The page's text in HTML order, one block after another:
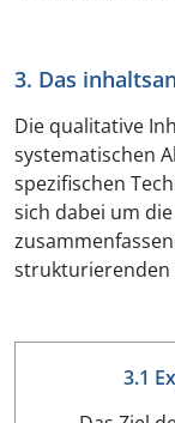
3. Das
Die qualitative
systematischen
spezifischen
sich dabei um
strukturierenden
3.1